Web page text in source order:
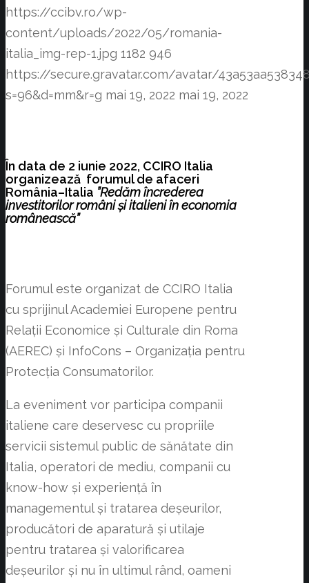
https://ccibv.ro/wp-
content/uploads/2022/05/romania-
italia_img-rep-1.jpg 1182 946
https://secure.gravatar.com/avatar/
s=96&d=mm&r=g mai 19, 2022 mai 19, 2022
În data de 2 iunie 2022, CCIRO Italia
organizează forumul de afaceri
România–Italia ”Redăm încrederea
investitorilor români și italieni în economia
românească”
Forumul este organizat de CCIRO Italia
cu sprijinul Academiei Europene pentru
Relații Economice și Culturale din Roma
(AEREC) și InfoCons – Organizația pentru
Protecția Consumatorilor.
La eveniment vor participa companii
italiene care deservesc cu propriile
servicii sistemul public de sănătate din
Italia, operatori de mediu, companii cu
know-how și experiență în
managementul și tratarea deșeurilor,
producători de aparatură și utilaje
pentru tratarea și valorificarea
deșeurilor și nu în ultimul rând, oameni